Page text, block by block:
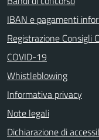
IBAN e pagamenti
Registrazione Consigli
COVID-19
Whistleblowing
Informativa privacy
Note legali
Dichiarazione di